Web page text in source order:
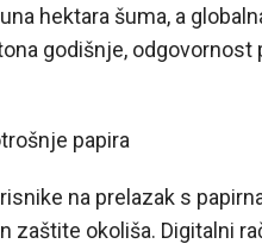
hektara šuma, a
godišnje, odgovornost
papira
na prelazak s
zaštite okoliša. Digitalni